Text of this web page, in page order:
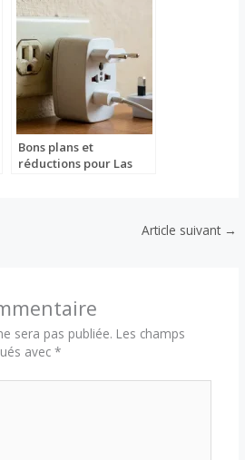
Bons plans et
réductions pour Las
Article suivant →
sera pas publiée. Les champs
avec *